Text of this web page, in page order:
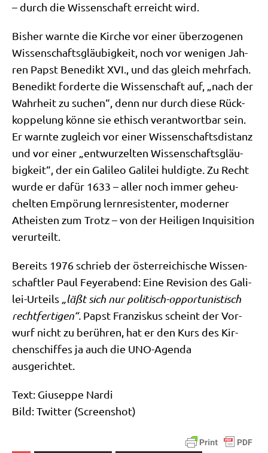
– durch die Wis­sen­schaft erreicht wird.
Bis­her warn­te die Kir­che vor einer über­zo­ge­nen
Wis­sen­schafts­gläu­big­keit, noch vor weni­gen Jah­
ren Papst Bene­dikt XVI., und das gleich mehr­fach.
Bene­dikt for­der­te die Wis­sen­schaft auf, „nach der
Wahr­heit zu suchen“, denn nur durch die­se Rück­
kop­pe­lung kön­ne sie ethisch ver­ant­wort­bar sein.
Er warn­te zugleich vor einer Wis­sen­schafts­di­stanz
und vor einer „ent­wur­zel­ten Wis­sen­schafts­gläu­
big­keit“, der ein Gali­leo Gali­lei hul­dig­te. Zu Recht
wur­de er dafür 1633 – aller noch immer geheu­
chel­ten Empö­rung lern­re­si­sten­ter, moder­ner
Athe­isten zum Trotz – von der Hei­li­gen Inqui­si­ti­on
verurteilt.
Bereits 1976 schrieb der öster­rei­chi­sche Wis­sen­
schaft­ler Paul Feyer­abend: Eine Revi­si­on des Gali­
lei-Urteils „läßt sich nur poli­tisch-oppor­tu­ni­stisch
recht­fer­ti­gen“. Papst Fran­zis­kus scheint der Vor­
wurf nicht zu berüh­ren, hat er den Kurs des Kir­
chen­schif­fes ja auch die UNO-Agen­da
ausgerichtet.
Text: Giu­sep­pe Nardi
Bild: Twit­ter (Screen­shot)